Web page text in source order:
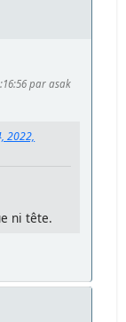
par asak
2022,
ni tête.